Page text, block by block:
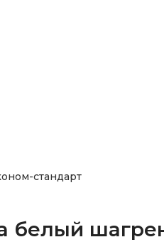
стандарт
белый